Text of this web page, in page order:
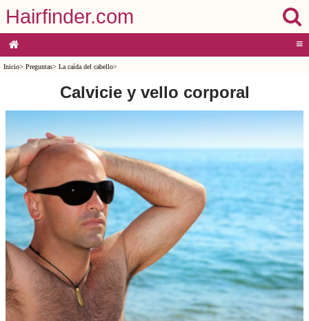
Hairfinder.com
≡
Inicio> Preguntas> La caída del cabello>
Calvicie y vello corporal